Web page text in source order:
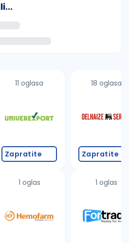
greške (koristite č, ć, š, đ,
filtere pretrage
11 oglasa
Zapratite
1 oglas
18 oglasa
Zapratite
1 oglas